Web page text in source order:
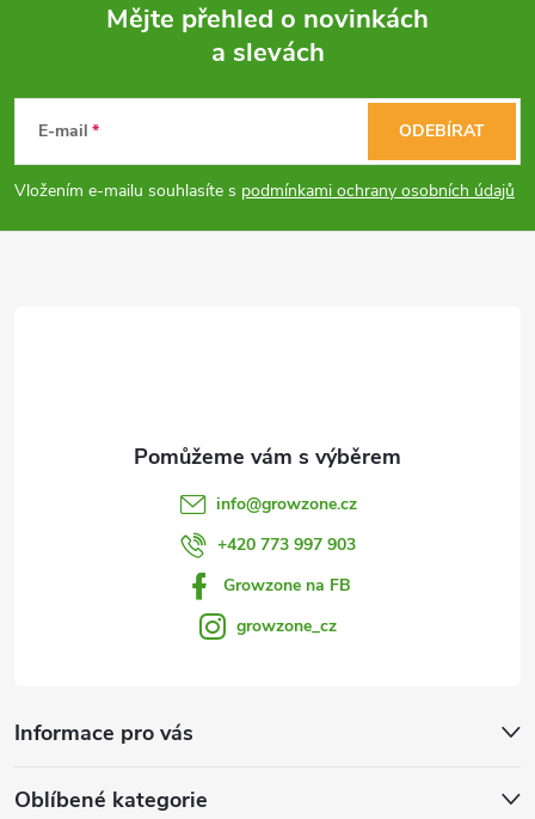
p
r
v
p
Mějte přehled o novinkách
a slevách
E-mail
Vložením e-mailu souhlasíte s podmínkami ochrany osobních údajů
ODEBÍRAT
info@growzone.cz
+420 773 997 903
Growzone na FB
growzone_cz
Informace pro vás
Oblíbené kategorie